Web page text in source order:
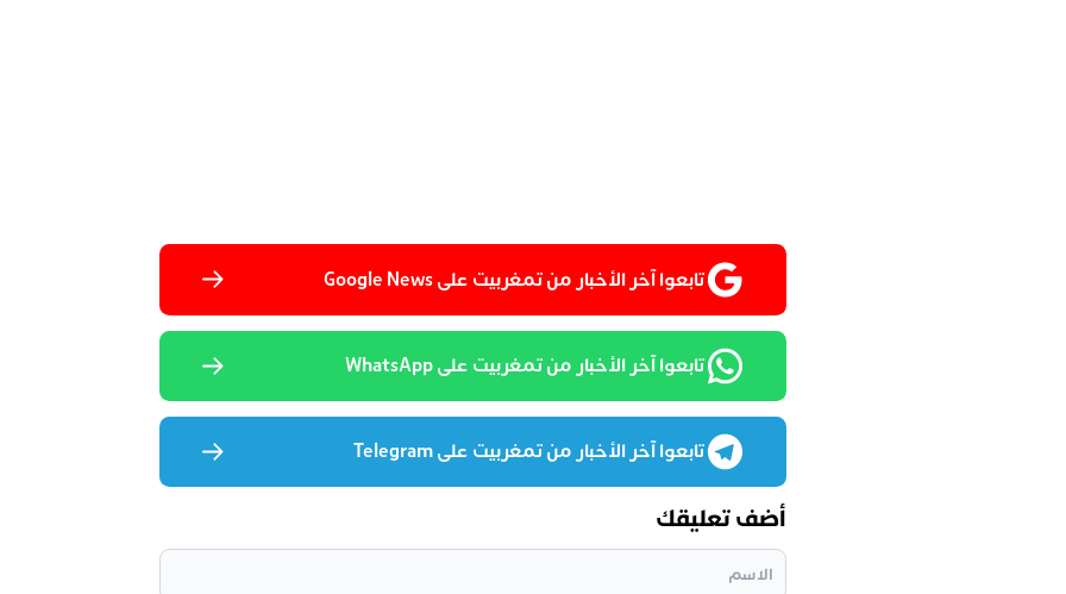
تابعوا آخر الأخبار من تمغربيت على Google News
تابعوا آخر الأخبار من تمغربيت على WhatsApp
تابعوا آخر الأخبار من تمغربيت على Telegram
أضف تعليقك